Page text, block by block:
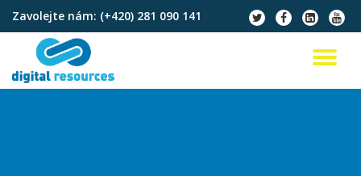
Přeskočit
obsah
Zavolejte nám: (+420) 281 090 141
fa-
twitter
fa-
facebook
fa-
linkedin-
square
fa-